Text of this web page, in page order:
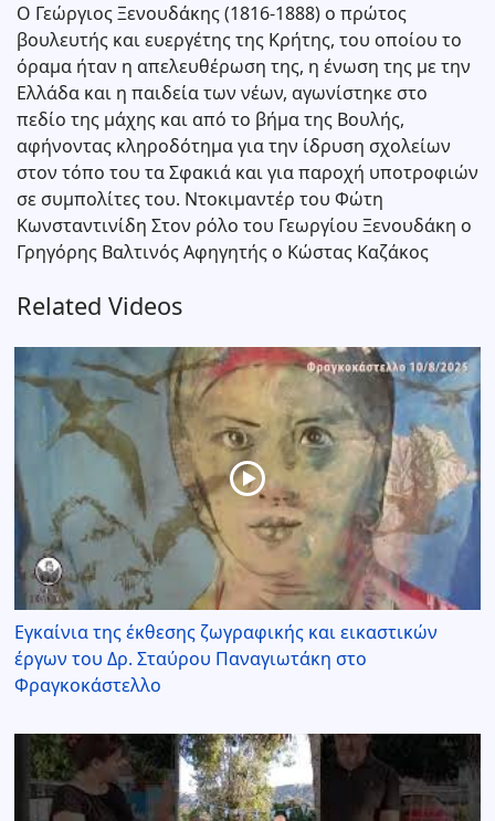
Ο Γεώργιος Ξενουδάκης (1816-1888) ο πρώτος
βουλευτής και ευεργέτης της Κρήτης, του οποίου το
όραμα ήταν η απελευθέρωση της, η ένωση της με την
Ελλάδα και η παιδεία των νέων, αγωνίστηκε στο
πεδίο της μάχης και από το βήμα της Βουλής,
αφήνοντας κληροδότημα για την ίδρυση σχολείων
στον τόπο του τα Σφακιά και για παροχή υποτροφιών
σε συμπολίτες του. Ντοκιμαντέρ του Φώτη
Κωνσταντινίδη Στον ρόλο του Γεωργίου Ξενουδάκη ο
Γρηγόρης Βαλτινός Αφηγητής ο Κώστας Καζάκος
Related Videos
Εγκαίνια της έκθεσης ζωγραφικής και εικαστικών
έργων του Δρ. Σταύρου Παναγιωτάκη στο
Φραγκοκάστελλο